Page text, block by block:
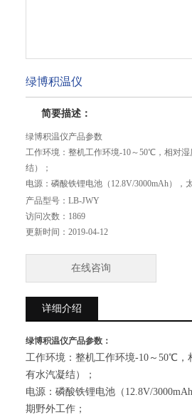
绿博积温仪
简要描述：
绿博积温仪产品参数
工作环境：整机工作环境-10～50℃，相对湿
结）；
电源：磷酸铁锂电池（12.8V/3000mAh），
作；
显示：122×32点阵；
测量范围：-10～50℃；
分辨率：0.1℃；
产品型号： LB-JWY
访问次数： 1869
更新时间： 2019-04-12
在线咨询
详细介绍
绿博积温仪产品参数：
工作环境：整机工作环境-10～50℃，
有水汽凝结）；
电源：磷酸铁锂电池（12.8V/
期野外工作；